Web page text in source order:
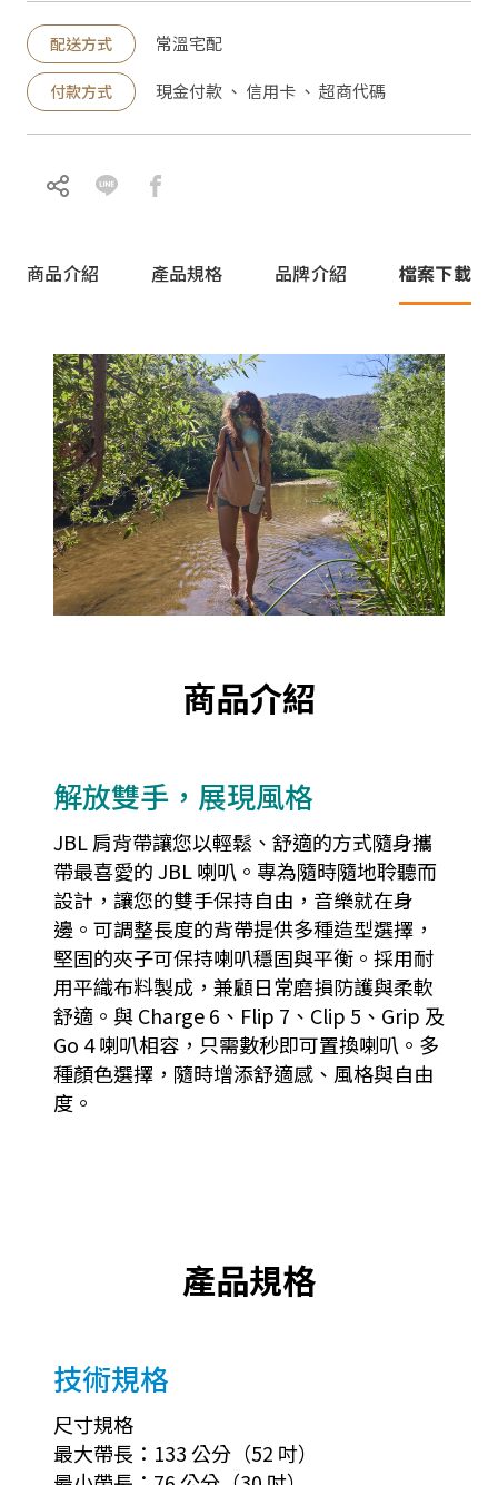
配送方式 常溫宅配
付款方式 現金付款 、 信用卡 、 超商代碼
商品介紹 產品規格 品牌介紹 檔案下載
商品介紹
解放雙手，展現風格
JBL 肩背帶讓您以輕鬆、舒適的方式隨身攜
帶最喜愛的 JBL 喇叭。專為隨時隨地聆聽而
設計，讓您的雙手保持自由，音樂就在身
邊。可調整長度的背帶提供多種造型選擇，
堅固的夾子可保持喇叭穩固與平衡。採用耐
用平織布料製成，兼顧日常磨損防護與柔軟
舒適。與 Charge 6、Flip 7、Clip 5、Grip 及
Go 4 喇叭相容，只需數秒即可置換喇叭。多
種顏色選擇，隨時增添舒適感、風格與自由
度。
產品規格
技術規格
尺寸規格
最大帶長：133 公分（52 吋）